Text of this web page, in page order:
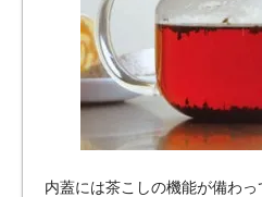
内蓋には茶こしの機能が備わ